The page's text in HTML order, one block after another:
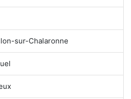
sur-Chalaronne